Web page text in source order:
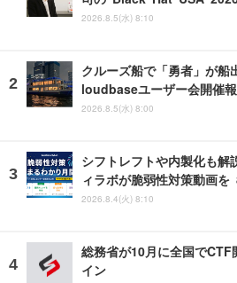
2026.8.5(水) 8:10
クルーズ船で「勇者」が
loudbaseユーザー会開催
2026.8.5(水) 8:00
シフトレフトや内製化も
ィラボが脆弱性対策動画
2026.8.4(火) 8:10
総務省が10月に全国でCTF
イン